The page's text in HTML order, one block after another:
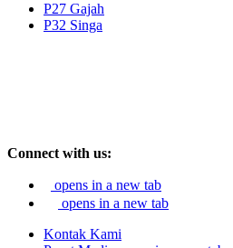
P27 Gajah
P32 Singa
Connect with us:
opens in a new tab
opens in a new tab
Kontak Kami